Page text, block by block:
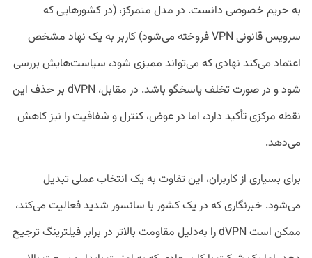
به حریم خصوصی دانست. در مدل متمرکز، (در کشورهایی که
سرویس قانونی VPN فروخته می‌شود) کاربر به یک نهاد مشخص
اعتماد می‌کند نهادی که می‌تواند ممیزی شود، سیاست‌هایش بررسی
شود و در صورت تخلف پاسخگو باشد. در مقابل، dVPN بر حذف این
نقطه مرکزی تأکید دارد، اما در عوض، کنترل و شفافیت را نیز کاهش
می‌دهد.
برای بسیاری از کاربران، این تفاوت به یک انتخاب عملی تبدیل
می‌شود. خبرنگاری که در یک کشور با سانسور شدید فعالیت می‌کند،
ممکن است dVPN را به‌دلیل مقاومت بالاتر در برابر فیلترینگ ترجیح